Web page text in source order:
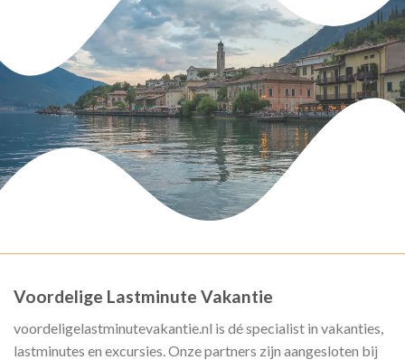
Voordelige Lastminute Vakantie
voordeligelastminutevakantie.nl is dé specialist in vakanties,
lastminutes en excursies. Onze partners zijn aangesloten bij